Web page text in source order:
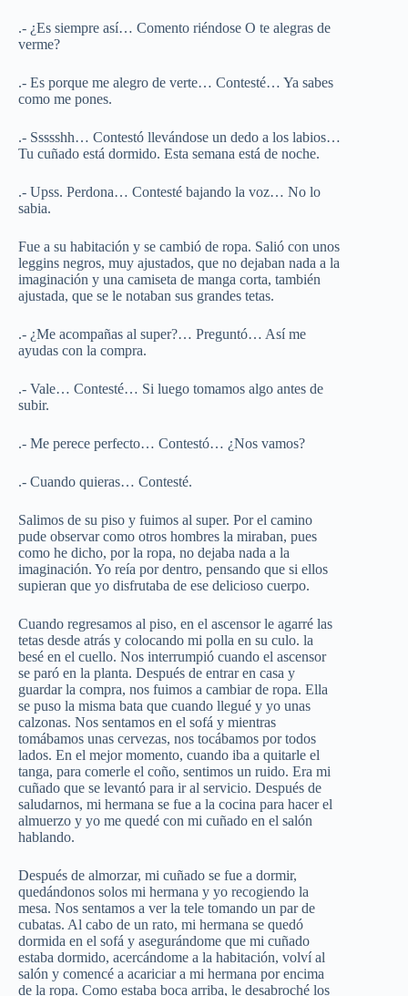
.- ¿Es siempre así… Comento riéndose O te alegras de
verme?
.- Es porque me alegro de verte… Contesté… Ya sabes
como me pones.
.- Ssssshh… Contestó llevándose un dedo a los labios…
Tu cuñado está dormido. Esta semana está de noche.
.- Upss. Perdona… Contesté bajando la voz… No lo
sabia.
Fue a su habitación y se cambió de ropa. Salió con unos
leggins negros, muy ajustados, que no dejaban nada a la
imaginación y una camiseta de manga corta, también
ajustada, que se le notaban sus grandes tetas.
.- ¿Me acompañas al super?… Preguntó… Así me
ayudas con la compra.
.- Vale… Contesté… Si luego tomamos algo antes de
subir.
.- Me perece perfecto… Contestó… ¿Nos vamos?
.- Cuando quieras… Contesté.
Salimos de su piso y fuimos al super. Por el camino
pude observar como otros hombres la miraban, pues
como he dicho, por la ropa, no dejaba nada a la
imaginación. Yo reía por dentro, pensando que si ellos
supieran que yo disfrutaba de ese delicioso cuerpo.
Cuando regresamos al piso, en el ascensor le agarré las
tetas desde atrás y colocando mi polla en su culo. la
besé en el cuello. Nos interrumpió cuando el ascensor
se paró en la planta. Después de entrar en casa y
guardar la compra, nos fuimos a cambiar de ropa. Ella
se puso la misma bata que cuando llegué y yo unas
calzonas. Nos sentamos en el sofá y mientras
tomábamos unas cervezas, nos tocábamos por todos
lados. En el mejor momento, cuando iba a quitarle el
tanga, para comerle el coño, sentimos un ruido. Era mi
cuñado que se levantó para ir al servicio. Después de
saludarnos, mi hermana se fue a la cocina para hacer el
almuerzo y yo me quedé con mi cuñado en el salón
hablando.
Después de almorzar, mi cuñado se fue a dormir,
quedándonos solos mi hermana y yo recogiendo la
mesa. Nos sentamos a ver la tele tomando un par de
cubatas. Al cabo de un rato, mi hermana se quedó
dormida en el sofá y asegurándome que mi cuñado
estaba dormido, acercándome a la habitación, volví al
salón y comencé a acariciar a mi hermana por encima
de la ropa. Como estaba boca arriba, le desabroché los